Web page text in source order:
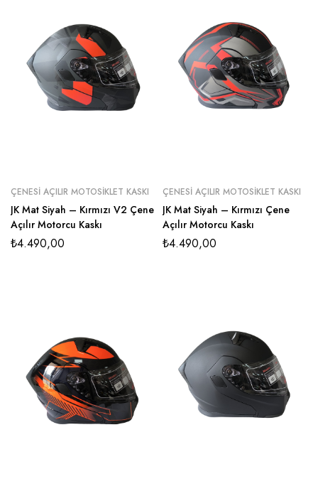
ÇENESI AÇILIR MOTOSIKLET KASKI
JK Mat Siyah – Kırmızı V2 Çene
Açılır Motorcu Kaskı
₺4.490,00
ÇENESI AÇILIR MOTOSIKLET KASKI
JK Mat Siyah – Kırmızı Çene
Açılır Motorcu Kaskı
₺4.490,00